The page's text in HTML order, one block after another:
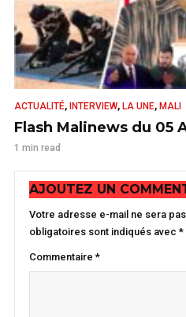
ACTUALITÉ, INTERVIEW, LA UNE, MALI
Flash Malinews du 05
1 min read
AJOUTEZ UN
Votre adresse e-mail ne sera
obligatoires sont indiqués avec *
Commentaire *